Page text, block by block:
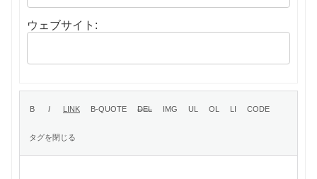
ウェブサイト: